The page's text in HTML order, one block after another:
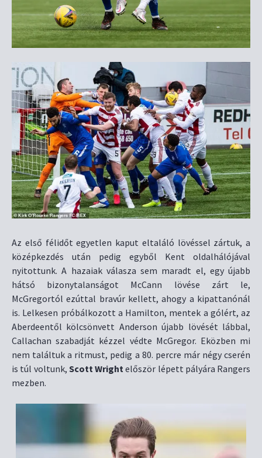
Az első félidőt egyetlen kaput eltaláló lövéssel zártuk, a
középkezdés után pedig egyből Kent oldalhálójával
nyitottunk. A hazaiak válasza sem maradt el, egy újabb
hátsó bizonytalanságot McCann lövése zárt le,
McGregortól ezúttal bravúr kellett, ahogy a kipattanónál
is. Lelkesen próbálkozott a Hamilton, mentek a gólért, az
Aberdeentől kölcsönvett Anderson újabb lövését lábbal,
Callachan szabadját kézzel védte McGregor. Eközben mi
nem találtuk a ritmust, pedig a 80. percre már négy cserén
is túl voltunk, Scott Wrightelőször lépett pályára Rangers
mezben.